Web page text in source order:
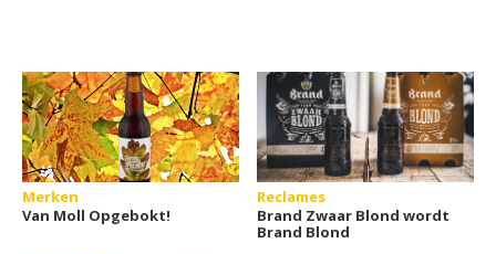
Merken
Van Moll Opgebokt!
Reclames
Brand Zwaar Blond wordt
Brand Blond